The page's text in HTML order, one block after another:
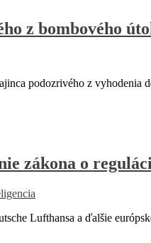
z bombového
podozrivého z vyhodenia
zákona o
Lufthansa a ďalšie